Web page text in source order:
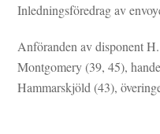
Inledningsföredrag av
Anföranden av disponent
Montgomery (39, 45),
Hammarskjöld (43),